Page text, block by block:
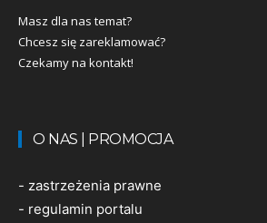
Masz dla nas temat?
Chcesz się zareklamować?
Czekamy na kontakt!
O NAS | PROMOCJA
- zastrzeżenia prawne
- regulamin portalu